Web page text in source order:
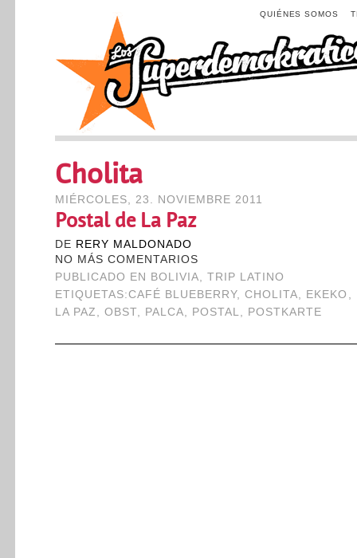
QUIÉNES SOMOS
Cholita
MIÉRCOLES, 23. NOVIEMBRE 2011
Postal de La Paz
DE RERY MALDONADO
NO MÁS COMENTARIOS
PUBLICADO EN
BOLIVIA,TRIP LATINO
ETIQUETAS:CAFÉ BLUEBERRY,CHOLITA, EKEKO ,
LA PAZ , OBST, PALCA, POSTAL, POSTKARTE